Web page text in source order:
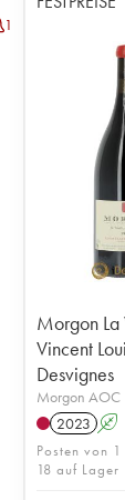
1
Morgon La
Vincent
Desvignes
Morgon AOC
2023 A
Posten von
18 auf Lager